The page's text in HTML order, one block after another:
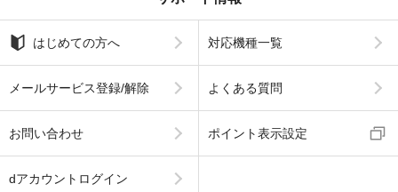
はじめての方へ 対応機種一覧
メールサービス登録/解除 よくある質問
お問い合わせ ポイント表示設定
dアカウントログイン